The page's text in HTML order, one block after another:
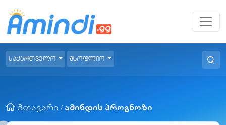
საქართველო მსოფლიო
მთავარი / ამინდის პროგნოზი